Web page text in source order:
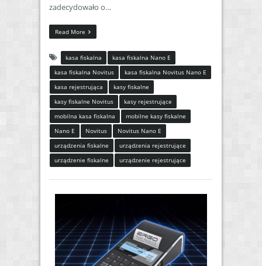
zadecydowało o…
Read More
kasa fiskalna
kasa fiskalna Nano E
kasa fiskalna Novitus
kasa fiskalna Novitus Nano E
kasa rejestrująca
kasy fiskalne
kasy fiskalne Novitus
kasy rejestrujące
mobilna kasa fiskalna
mobilne kasy fiskalne
Nano E
Novitus
Novitus Nano E
urządzenia fiskalne
urządzenia rejestrujące
urządzenie fiskalne
urządzenie rejestrujące